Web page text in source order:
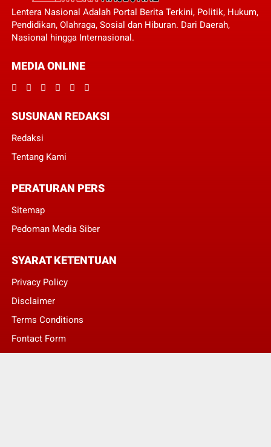
Lentera Nasional Adalah Portal Berita Terkini, Politik, Hukum,
Pendidikan, Olahraga, Sosial dan Hiburan. Dari Daerah,
Nasional hingga Internasional.
MEDIA ONLINE
SUSUNAN REDAKSI
Redaksi
Tentang Kami
PERATURAN PERS
Sitemap
Pedoman Media Siber
SYARAT KETENTUAN
Privacy Policy
Disclaimer
Terms Conditions
Fontact Form